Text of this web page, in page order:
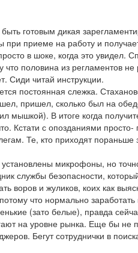
готовым дикая
при приеме на работу и
в шоке, когда это увидел.
что половина из регламентов не
Сиди читай инструкции.
постоянная слежка.
пришел, сколько был на
мышкой). В итоге когда
Кстати с опозданиями просто-
Те, кто приходят пораньше
установлены микрофоны, но
службы безопасности,
воров и жуликов, коих как
что нормально
(зато белые), правда
на уровне рынка. Еще бы не
Бегут сотруднички в